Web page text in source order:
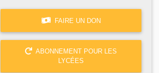
FAIRE UN DON
ABONNEMENT POUR LES
LYCÉES